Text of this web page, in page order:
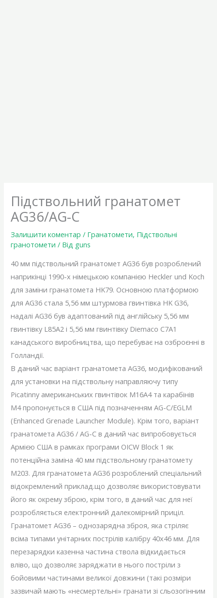
Підствольний гранатомет
AG36/AG-C
Залишити коментар / Гранатомети, Підствольні
гранотомети / Від guns
40 мм підствольний гранатомет AG36 був розроблений
наприкінці 1990-х німецькою компанією Heckler und Koch
для заміни гранатомета HK79. Основною платформою
для AG36 стала 5,56 мм штурмова гвинтівка HK G36,
надалі AG36 був адаптований під англійську 5,56 мм
гвинтівку L85A2 і 5,56 мм гвинтівку Diemaco C7A1
канадського виробництва, що перебуває на озброєнні в
Голландії.
В даний час варіант гранатомета AG36, модифікований
для установки на підствольну направляючу типу
Picatinny американських гвинтівок M16A4 та карабінів
M4 пропонується в США під позначенням AG-C/EGLM
(Enhanced Grenade Launcher Module). Крім того, варіант
гранатомета AG36 / AG-C в даний час випробовується
Армією США в рамках програми OICW Block 1 як
потенційна заміна 40 мм підствольному гранатомету
M203. Для гранатомета AG36 розроблений спеціальний
відокремлений приклад.що дозволяє використовувати
його як окрему зброю, крім того, в даний час для неї
розробляється електронний далекомірний приціл.
Гранатомет AG36 – однозарядна зброя, яка стріляє
всіма типами унітарних пострілів калібру 40х46 мм. Для
перезарядки казенна частина ствола відкидається
вліво, що дозволяє заряджати в нього постріли з
бойовими частинами великої довжини (такі розміри
зазвичай мають «несмертельні» гранати зі сльозогінним